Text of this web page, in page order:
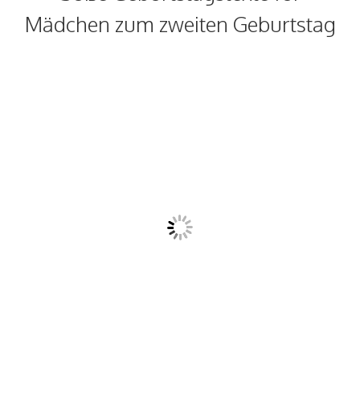
Mädchen zum zweiten Geburtstag